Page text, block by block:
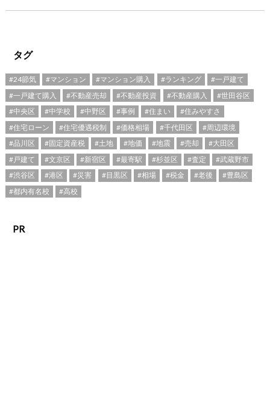
タグ
#24節気 #マンション #マンション購入 #ランキング
#一戸建て
#一戸建て購入
#不動産売却 #不動産投資 #不動産購入
#世田谷区
#中央区
#中学校 #中野区 #事例 #住まい
#住みやすさ
#住宅ローン
#住宅優遇税制 #価格相場 #千代田区
#周辺環境
#品川区
#固定資産税 #土地 #地価 #地震 #売却
#大田区
#戸建て
#文京区 #新宿区 #最寄駅 #杉並区 #査定
#武蔵野市
#渋谷区
#港区 #災害 #目黒区 #相場 #税金 #老後
#豊島区
#都内有名校
#高校
PR